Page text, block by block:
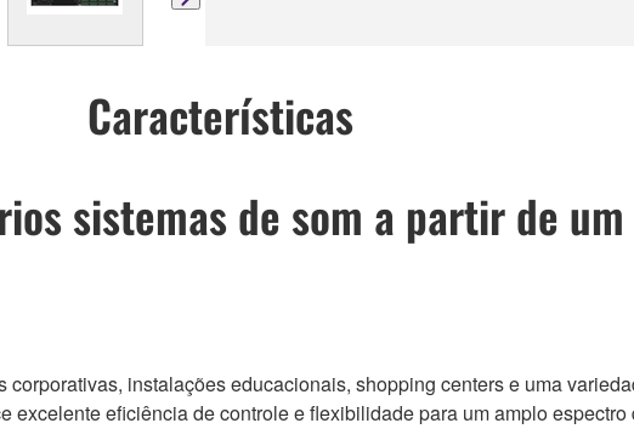
Características
sistemas de som a partir de
instalações educacionais, shopping centers e uma
excelente eficiência de controle e flexibilidade para um amplo